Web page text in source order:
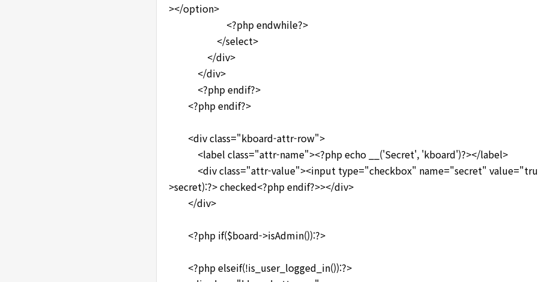
></option>
<?php endwhile?>
</select>
</div>
</div>
<?php endif?>
<?php endif?>
<div class="kboard-attr-row">
<label class="attr-name"><?php echo __('Secret', 'kboard')?></label>
<div class="attr-value"><input type="checkbox" name="secret"
>secret):?> checked<?php endif?>></div>
</div>
<?php if($board->isAdmin()):?>
<?php elseif(!is_user_logged_in()):?>